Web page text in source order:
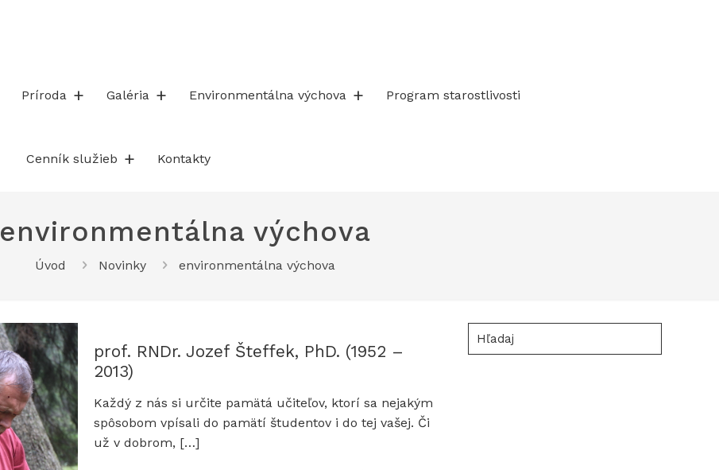
Príroda Galéria Environmentálna výchova Program starostlivosti
Cenník služieb Kontakty
environmentálna výchova
Úvod Novinky environmentálna výchova
prof. RNDr. Jozef Šteffek, PhD. (1952 –
2013)
Každý z nás si určite pamätá učiteľov, ktorí sa nejakým
spôsobom vpísali do pamätí študentov i do tej vašej. Či
už v dobrom, […]
Hľadaj